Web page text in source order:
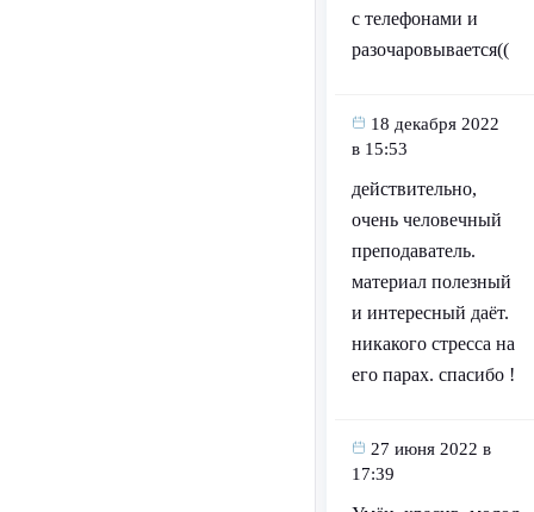
с телефонами и
разочаровывается((
18 декабря 2022
в 15:53
действительно,
очень человечный
преподаватель.
материал полезный
и интересный даёт.
никакого стресса на
его парах. спасибо !
27 июня 2022 в
17:39